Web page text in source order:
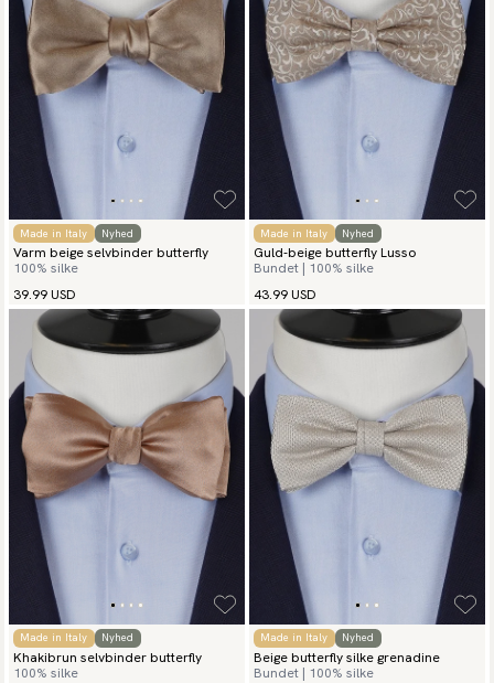
Made in Italy Nyhed
Varm beige selvbinder butterfly
100% silke
39.99 USD
Made in Italy Nyhed
Guld-beige butterfly Lusso
Bundet | 100% silke
43.99 USD
Made in Italy Nyhed
Khakibrun selvbinder butterfly
100% silke
Made in Italy Nyhed
Beige butterfly silke grenadine
Bundet | 100% silke